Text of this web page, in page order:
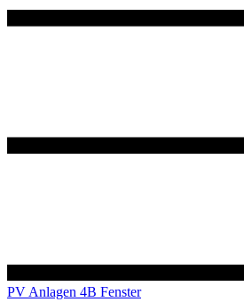
PV Anlagen 4B Fenster